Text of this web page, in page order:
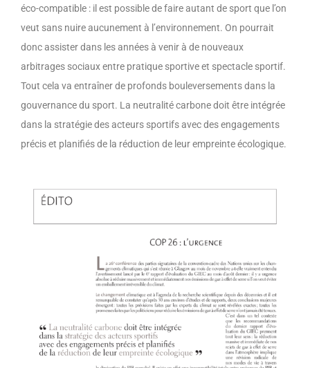
éco-compatible : il est possible de faire autant de sport que l’on
veut sans nuire aucunement à l’environnement. On pourrait
donc assister dans les années à venir à de nouveaux
arbitrages sociaux entre pratique sportive et spectacle sportif.
Tout cela va entraîner de profonds bouleversements dans la
gouvernance du sport. La neutralité carbone doit être intégrée
dans la stratégie des acteurs sportifs avec des engagements
précis et planifiés de la réduction de leur empreinte écologique.